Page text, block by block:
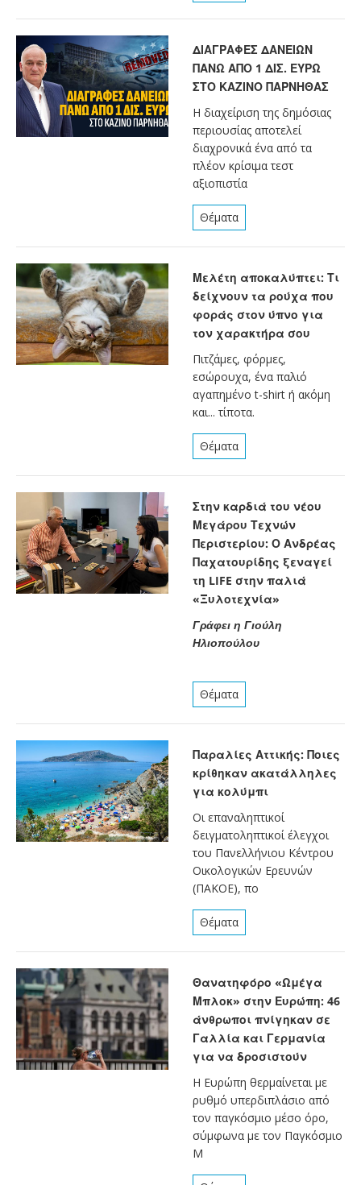
ΔΙΑΓΡΑΦΕΣ ΔΑΝΕΙΩΝ
ΠΑΝΩ ΑΠΟ 1 ΔΙΣ. ΕΥΡΩ
ΣΤΟ ΚΑΖΙΝΟ ΠΑΡΝΗΘΑΣ
Η διαχείριση της δημόσιας
περιουσίας αποτελεί
διαχρονικά ένα από τα
πλέον κρίσιμα τεστ
αξιοπιστία
Θέματα
Μελέτη αποκαλύπτει: Τι
δείχνουν τα ρούχα που
φοράς στον ύπνο για
τον χαρακτήρα σου
Πιτζάμες, φόρμες,
εσώρουχα, ένα παλιό
αγαπημένο t-shirt ή ακόμη
και... τίποτα.
Θέματα
Στην καρδιά του νέου
Μεγάρου Τεχνών
Περιστερίου: Ο Ανδρέας
Παχατουρίδης ξεναγεί
τη LIFE στην παλιά
«Ξυλοτεχνία»
Γράφει η Γιούλη
Ηλιοπούλου
Θέματα
Παραλίες Αττικής: Ποιες
κρίθηκαν ακατάλληλες
για κολύμπι
Οι επαναληπτικοί
δειγματοληπτικοί έλεγχοι
του Πανελλήνιου Κέντρου
Οικολογικών Ερευνών
(ΠΑΚΟΕ), πο
Θέματα
Θανατηφόρο «Ωμέγα
Μπλοκ» στην Ευρώπη: 46
άνθρωποι πνίγηκαν σε
Γαλλία και Γερμανία
για να δροσιστούν
Η Ευρώπη θερμαίνεται με
ρυθμό υπερδιπλάσιο από
τον παγκόσμιο μέσο όρο,
σύμφωνα με τον Παγκόσμιο
Μ